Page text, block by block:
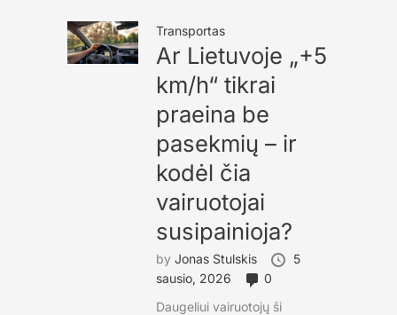
Transportas
Ar Lietuvoje „+5
km/h“ tikrai
praeina be
pasekmių – ir
kodėl čia
vairuotojai
susipainioja?
by Jonas Stulskis
5
sausio, 2026
0
Daugeliui vairuotojų ši